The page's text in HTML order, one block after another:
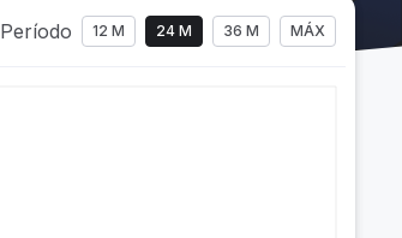
Período 12 M 24 M 36 M MÁX